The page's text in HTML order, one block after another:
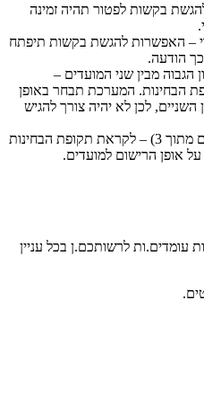
בקשות לפטור תהיה זמינה
– האפשרות להגשת בקשות תיפתח
הודעה.
הגבוה מבין שני המועדים –
הבחינות. המערכת תבחר באופן
השניים, לכן לא יהיה צורך להגיש
זכאות למועד מיוחד (2 מועדים מתוך 3) – לקראת תקופת הבחינות
אופן הרישום למועדים.
עומדים.ות לרשותכם.ן בכל עניין